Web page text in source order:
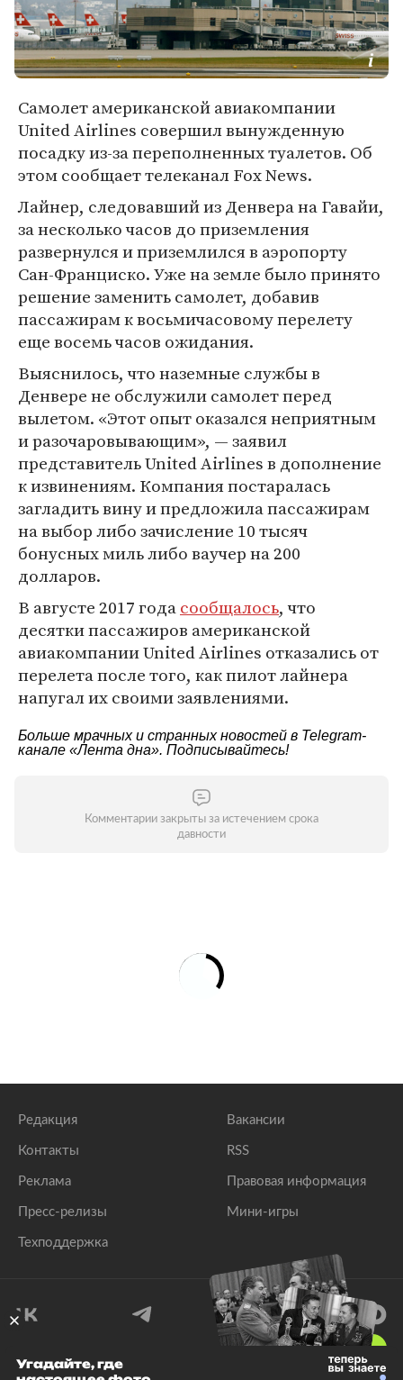
Самолет американской авиакомпании
United Airlines совершил вынужденную
посадку из-за переполненных туалетов. Об
этом сообщает телеканал Fox News.
Лайнер, следовавший из Денвера на Гавайи,
за несколько часов до приземления
развернулся и приземлился в аэропорту
Сан-Франциско. Уже на земле было принято
решение заменить самолет, добавив
пассажирам к восьмичасовому перелету
еще восемь часов ожидания.
Выяснилось, что наземные службы в
Денвере не обслужили самолет перед
вылетом. «Этот опыт оказался неприятным
и разочаровывающим», — заявил
представитель United Airlines в дополнение
к извинениям. Компания постаралась
загладить вину и предложила пассажирам
на выбор либо зачисление 10 тысяч
бонусных миль либо ваучер на 200
долларов.
В августе 2017 годасообщалось, что
десятки пассажиров американской
авиакомпании United Airlines отказались от
перелета после того, как пилот лайнера
напугал их своими заявлениями.
Больше мрачных и странных новостей в Telegram-
канале «Лента дна». Подписывайтесь!
Комментарии закрыты за истечением срока
давности
Редакция
Контакты
Реклама
Пресс-релизы
Техподдержка
Вакансии
RSS
Правовая информация
Мини-игры
© 1999–2026 Все права защищены.
Угадайте, где